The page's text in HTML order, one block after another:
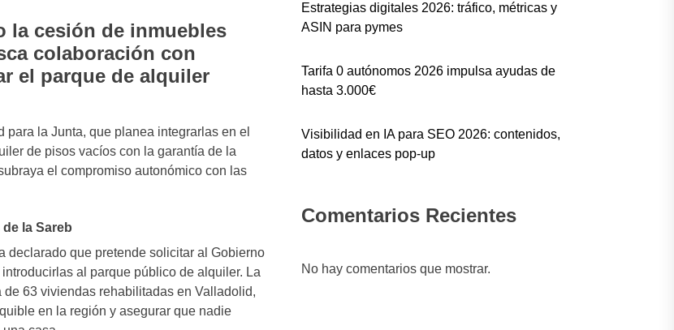
la cesión de inmuebles
colaboración con
el parque de alquiler
para la Junta, que planea integrarlas en el
de pisos vacíos con la garantía de la
el compromiso autonómico con las
la Sareb
declarado que pretende solicitar al Gobierno
introducirlas al parque público de alquiler. La
63 viviendas rehabilitadas en Valladolid,
en la región y asegurar que nadie
Estrategias digitales 2026: tráfico, métricas y
ASIN para pymes
Tarifa 0 autónomos 2026 impulsa ayudas de
hasta 3.000€
Visibilidad en IA para SEO 2026: contenidos,
datos y enlaces pop-up
Comentarios Recientes
No hay comentarios que mostrar.